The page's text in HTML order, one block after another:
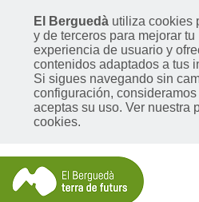
El Berguedà utiliza cookies
y de terceros para mejorar tu
experiencia de usuario y
contenidos adaptados a tus
Si sigues navegando sin
configuración,
aceptas su uso. Ver nuestra
cookies.